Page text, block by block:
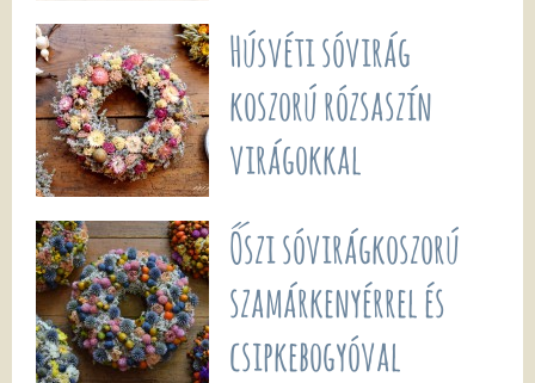
Húsvéti sóvirág
koszorú rózsaszín
virágokkal
Őszi sóvirágkoszorú
szamárkenyérrel és
csipkebogyóval